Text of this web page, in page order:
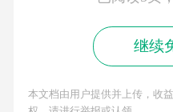
继续
本文档由用户提供并上传，收